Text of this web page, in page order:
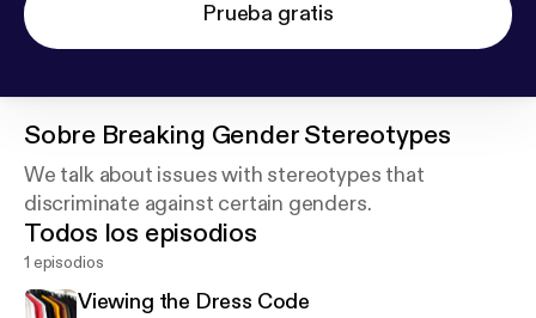
Prueba gratis
Sobre Breaking Gender Stereotypes
We talk about issues with stereotypes that
discriminate against certain genders.
Todos los episodios
1 episodios
Viewing the Dress Code